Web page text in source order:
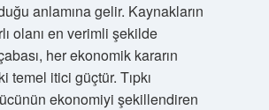
anlamına gelir. Kaynakların
olanı en verimli şekilde
her ekonomik kararın
temel itici güçtür. Tıpkı
ekonomiyi şekillendiren